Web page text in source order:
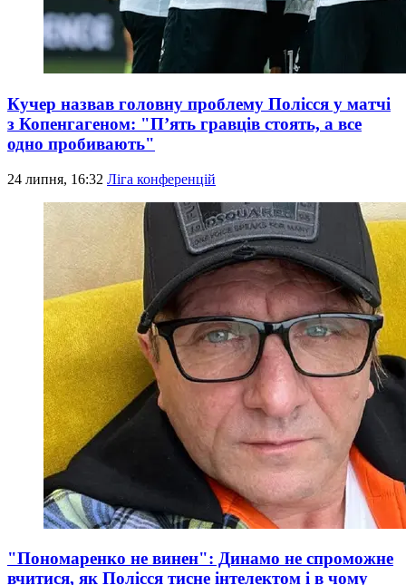
Кучер назвав головну проблему Полісся у матчі
з Копенгагеном: "П’ять гравців стоять, а все
одно пробивають"
24 липня, 16:32 Ліга конференцій
"Пономаренко не винен": Динамо не спроможне
вчитися, як Полісся тисне інтелектом і в чому